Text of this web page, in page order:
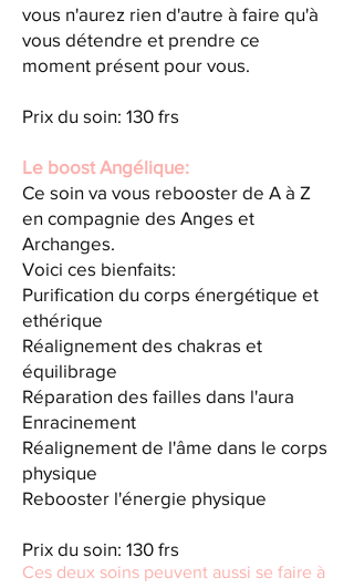
vous n'aurez rien d'autre à faire qu'à
vous détendre et prendre ce
moment présent pour vous.
Prix du soin: 130 frs
Le boost Angélique:
Ce soin va vous rebooster de A à Z
en compagnie des Anges et
Archanges.​
​Voici ces bienfaits:​
Purification du corps énergétique et
ethérique
Réalignement des chakras et
équilibrage​
Réparation des failles dans l'aura
Enracinement​
​Réalignement de l'âme dans le corps
physique
​​​​Rebooster l'énergie physique
Prix du soin: 130 frs
Ces deux soins peuvent aussi se faire à